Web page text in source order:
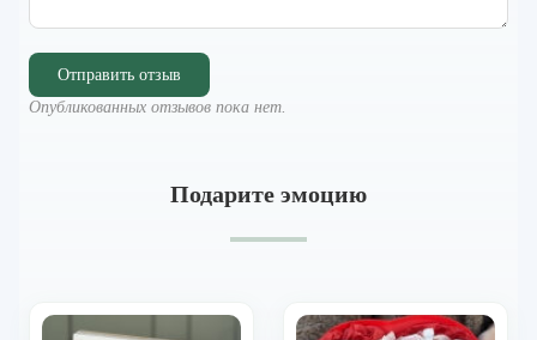
Отправить отзыв
Опубликованных отзывов пока нет.
Подарите эмоцию